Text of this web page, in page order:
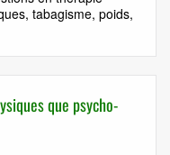
tabagisme, poids,
que psycho-